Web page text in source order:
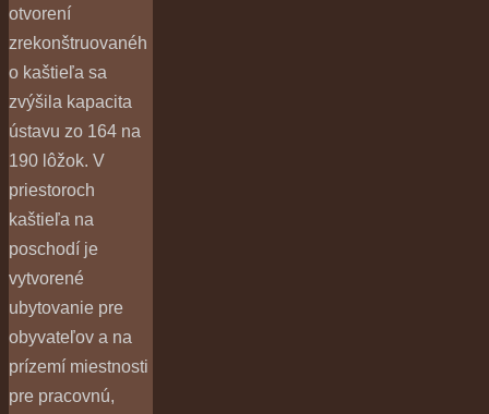
otvorení
zrekonštruovanéh
o kaštieľa sa
zvýšila kapacita
ústavu zo 164 na
190 lôžok. V
priestoroch
kaštieľa na
poschodí je
vytvorené
ubytovanie pre
obyvateľov a na
prízemí miestnosti
pre pracovnú,